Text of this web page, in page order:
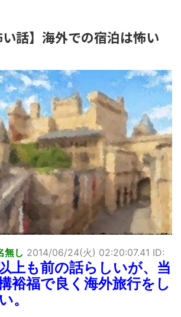
い話】海外での宿泊は怖い
無し 2014/06/24(火) 02:20:07.41 ID:
上も前の話らしいが、当
裕福で良く海外旅行をし
。